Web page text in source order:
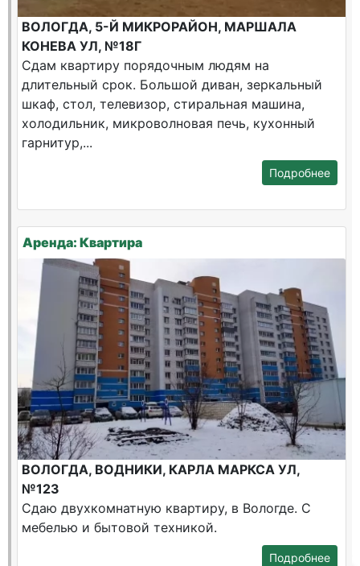
ВОЛОГДА, 5-Й МИКРОРАЙОН, МАРШАЛА
КОНЕВА УЛ, №18Г
Сдам квартиру порядочным людям на
длительный срок. Большой диван, зеркальный
шкаф, стол, телевизор, стиральная машина,
холодильник, микроволновая печь, кухонный
гарнитур,...
Подробнее
Аренда: Квартира
ВОЛОГДА, ВОДНИКИ, КАРЛА МАРКСА УЛ,
№123
Сдаю двухкомнатную квартиру, в Вологде. С
мебелью и бытовой техникой.
Подробнее